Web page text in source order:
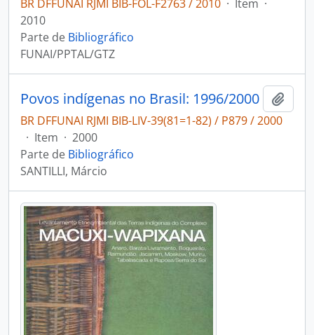
BR DFFUNAI RJMI BIB-FOL-F2763 / 2010 · Item ·
2010
Parte de Bibliográfico
FUNAI/PPTAL/GTZ
Povos indígenas no Brasil: 1996/2000
BR DFFUNAI RJMI BIB-LIV-39(81=1-82) / P879 / 2000
· Item · 2000
Parte de Bibliográfico
SANTILLI, Márcio